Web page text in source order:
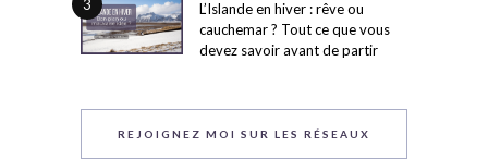
3
L’Islande en hiver : rêve ou
cauchemar ? Tout ce que vous
devez savoir avant de partir
REJOIGNEZ MOI SUR LES RÉSEAUX